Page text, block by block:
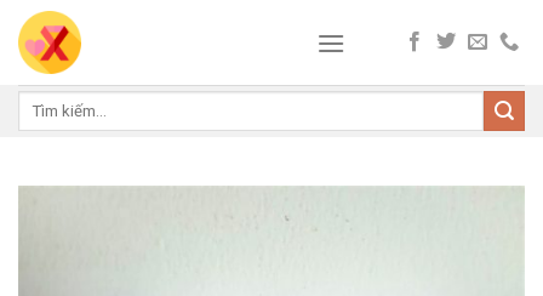
Skip
content
Tìm